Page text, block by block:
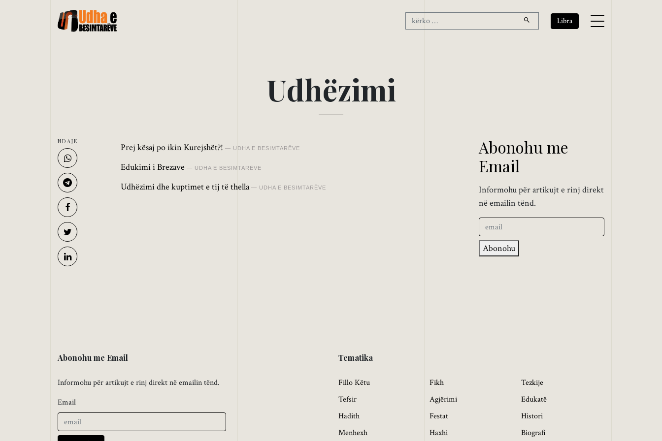
Libra
Udhëzimi
Prej kësaj po ikin Kurejshët?! UDHA E BESIMTARËVE
Edukimi i Brezave UDHA E BESIMTARËVE
Udhëzimi dhe kuptimet e tij të thella UDHA E BESIMTARËVE
NDAJE
Abonohu me
Email
Informohu për artikujt e rinj direkt
në emailin tënd.
Abonohu
Abonohu me Email
Informohu për artikujt e rinj direkt në emailin tënd.
Email
Tematika
Fillo Këtu
Tefsir
Hadith
Menhexh
Fikh
Agjërimi
Festat
Haxhi
Tezkije
Edukatë
Histori
Biografi